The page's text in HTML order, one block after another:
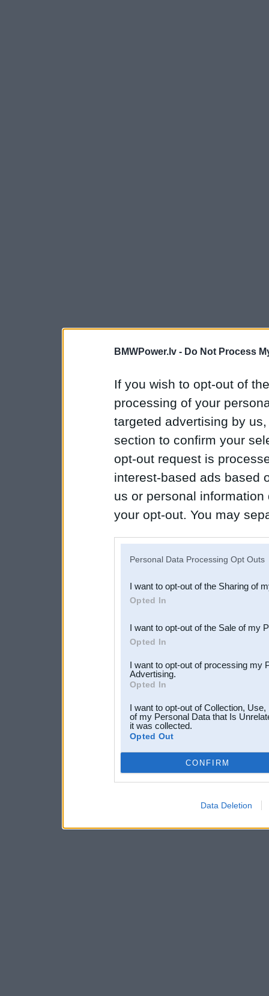
BMWPower.lv - Do Not Process
If you wish to opt-out of
processing of your
targeted advertising by
section to confirm your
opt-out request is
interest-based ads based
us or personal
your opt-out. You may
Downstream Participants
third parties.
Personal Data Processing Opt Outs
I want to opt-out of the Sharing of
Opted In
I want to opt-out of the Sale of my
Opted In
I want to opt-out of processing my
Advertising.
Opted In
I want to opt-out of Collection,
of my Personal Data that Is
it was collected.
Opted Out
CONFIRM
Data Deletion